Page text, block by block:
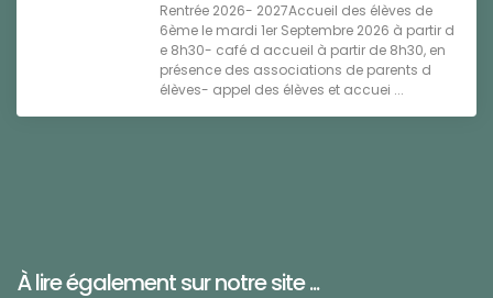
Rentrée 2026- 2027Accueil des élèves de
6ème le mardi 1er Septembre 2026 à partir d
e 8h30- café d accueil à partir de 8h30, en
présence des associations de parents d
élèves- appel des élèves et accuei ...
À lire également sur notre site ...